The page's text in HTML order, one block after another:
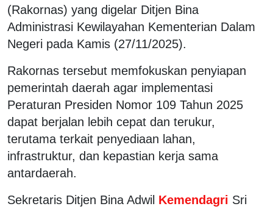
(Rakornas) yang digelar Ditjen Bina
Administrasi Kewilayahan Kementerian Dalam
Negeri pada Kamis (27/11/2025).
Rakornas tersebut memfokuskan penyiapan
pemerintah daerah agar implementasi
Peraturan Presiden Nomor 109 Tahun 2025
dapat berjalan lebih cepat dan terukur,
terutama terkait penyediaan lahan,
infrastruktur, dan kepastian kerja sama
antardaerah.
Sekretaris Ditjen Bina Adwil Kemendagri Sri